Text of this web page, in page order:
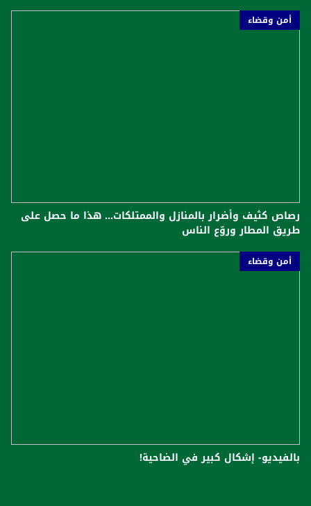
أمن وقضاء
رصاص كثيف وأضرار بالمنازل والممتلكات... هذا ما حصل على
طريق المطار وروّع الناس
أمن وقضاء
بالفيديو- إشكال كبير في الضاحية!